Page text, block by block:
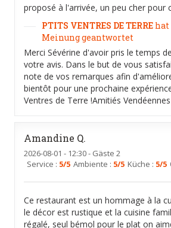
proposé à l'arrivée, un peu cher pour
PTITS VENTRES DE TERRE hat
Meinung geantwortet
Merci Sévérine d'avoir pris le temps
votre avis. Dans le but de vous
note de vos remarques afin
bientôt pour une prochaine
Ventres de Terre !Amitiés Vendéennes
Amandine Q
2026-08-01 - 12:30 - Gäste 2
Service : 5/5 Ambiente : 5/5 Küche : 5/5
Ce restaurant est un hommage à la
le décor est rustique et la cuisine
régalé, seul bémol pour le plat on